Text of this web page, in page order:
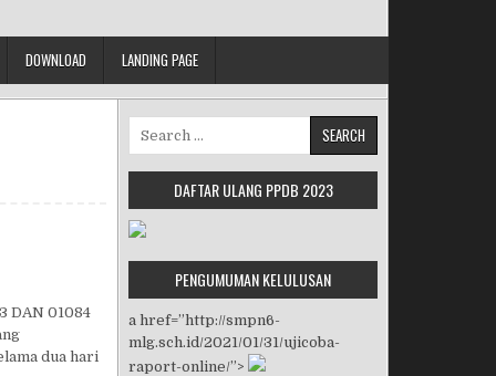
DOWNLOAD LANDING PAGE
DAN 01084
dua hari
Search for:
DAFTAR ULANG PPDB 2023
PENGUMUMAN KELULUSAN
a href=”http://smpn6-
mlg.sch.id/2021/01/31/ujicoba-
raport-online/”>